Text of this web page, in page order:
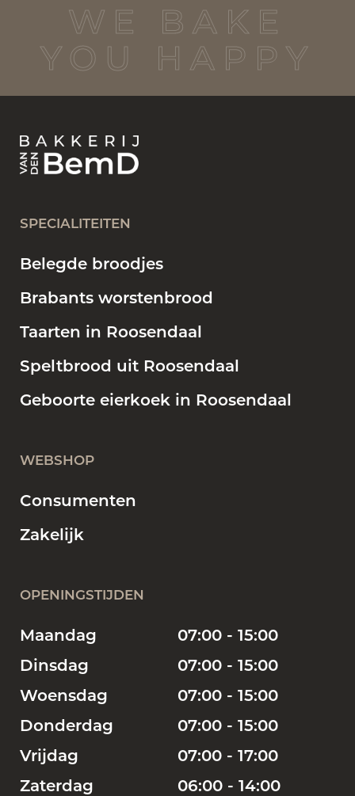
WE BAKE
YOU HAPPY
SPECIALITEITEN
Belegde broodjes
Brabants worstenbrood
Taarten in Roosendaal
Speltbrood uit Roosendaal
Geboorte eierkoek in Roosendaal
WEBSHOP
Consumenten
Zakelijk
OPENINGSTIJDEN
Maandag
07:00 - 15:00
Dinsdag
07:00 - 15:00
Woensdag
07:00 - 15:00
Donderdag
07:00 - 15:00
Vrijdag
07:00 - 17:00
Zaterdag
06:00 - 14:00